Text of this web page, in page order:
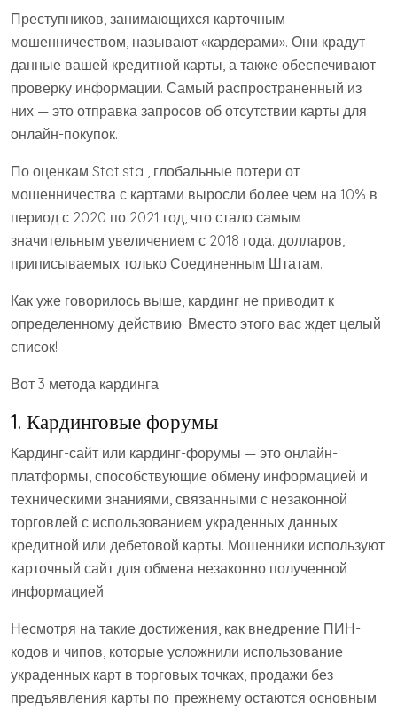
Преступников, занимающихся карточным
мошенничеством, называют «кардерами». Они крадут
данные вашей кредитной карты, а также обеспечивают
проверку информации. Самый распространенный из
них — это отправка запросов об отсутствии карты для
онлайн-покупок.
По оценкам Statista , глобальные потери от
мошенничества с картами выросли более чем на 10% в
период с 2020 по 2021 год, что стало самым
значительным увеличением с 2018 года. долларов,
приписываемых только Соединенным Штатам.
Как уже говорилось выше, кардинг не приводит к
определенному действию. Вместо этого вас ждет целый
список!
Вот 3 метода кардинга:
1. Кардинговые форумы
Кардинг-сайт или кардинг-форумы — это онлайн-
платформы, способствующие обмену информацией и
техническими знаниями, связанными с незаконной
торговлей с использованием украденных данных
кредитной или дебетовой карты. Мошенники используют
карточный сайт для обмена незаконно полученной
информацией.
Несмотря на такие достижения, как внедрение ПИН-
кодов и чипов, которые усложнили использование
украденных карт в торговых точках, продажи без
предъявления карты по-прежнему остаются основным